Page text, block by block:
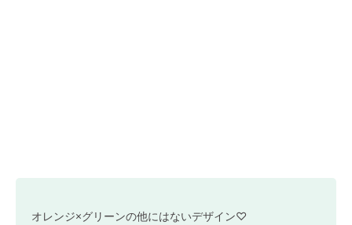
オレンジ×グリーンの他にはないデザイン♡